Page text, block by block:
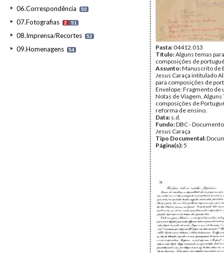
06.Correspondência 50
07.Fotografias 2 51
08.Imprensa/Recortes 52
09.Homenagens 54 Pasta:04412.013
Título:Alguns temas para
composições de
Assunto:Manuscrito de
Jesus Caraça intitulado
para composições de
Envelope: Fragmento de
Notas de Viagem, Alguns
composições de
reforma de ensino.
Data: s.d.
Fundo:DBC -
Jesus Caraça
Tipo Documental:
Página(s):5